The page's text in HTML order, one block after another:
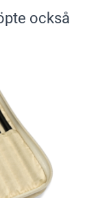
också